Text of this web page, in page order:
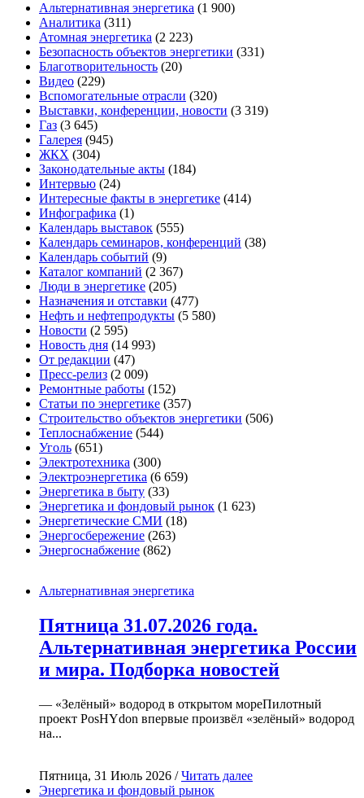
Альтернативная энергетика (1 900)
Аналитика (311)
Атомная энергетика (2 223)
Безопасность объектов энергетики (331)
Благотворительность (20)
Видео (229)
Вспомогательные отрасли (320)
Выставки, конференции, новости (3 319)
Газ (3 645)
Галерея (945)
ЖКХ (304)
Законодательные акты (184)
Интервью (24)
Интересные факты в энергетике (414)
Инфографика (1)
Календарь выставок (555)
Календарь семинаров, конференций (38)
Календарь событий (9)
Каталог компаний (2 367)
Люди в энергетике (205)
Назначения и отставки (477)
Нефть и нефтепродукты (5 580)
Новости (2 595)
Новость дня (14 993)
От редакции (47)
Пресс-релиз (2 009)
Ремонтные работы (152)
Статьи по энергетике (357)
Строительство объектов энергетики (506)
Теплоснабжение (544)
Уголь (651)
Электротехника (300)
Электроэнергетика (6 659)
Энергетика в быту (33)
Энергетика и фондовый рынок (1 623)
Энергетические СМИ (18)
Энергосбережение (263)
Энергоснабжение (862)
Альтернативная энергетика
Пятница 31.07.2026 года.
Альтернативная энергетика России
и мира. Подборка новостей
— «Зелёный» водород в открытом мореПилотный
проект PosHYdon впервые произвёл «зелёный» водород
на...
Пятница, 31 Июль 2026 /Читать далее
Энергетика и фондовый рынок